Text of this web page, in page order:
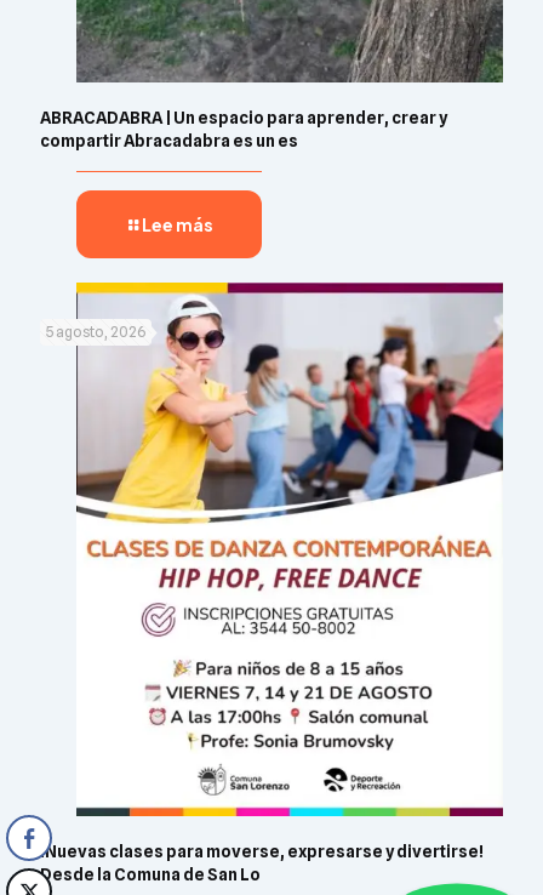
ABRACADABRA | Un espacio para aprender, crear y
compartir Abracadabra es un es
Lee más
5 agosto, 2026
¡Nuevas clases para moverse, expresarse y divertirse!
Desde la Comuna de San Lo